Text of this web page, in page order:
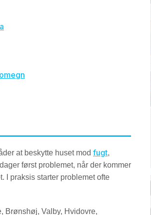
at beskytte huset mod fugt,
først problemet, når der kommer
I praksis starter problemet ofte
Brønshøj, Valby, Hvidovre,